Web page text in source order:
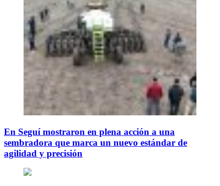
En Seguí mostraron en plena acción a una
sembradora que marca un nuevo estándar de
agilidad y precisión